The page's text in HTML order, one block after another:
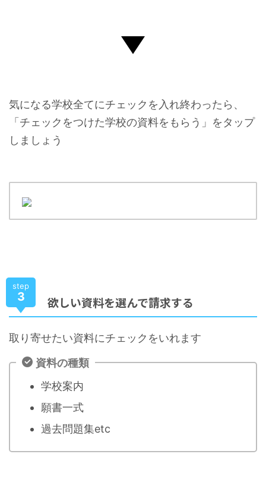
気になる学校全てにチェックを入れ終わったら、
「チェックをつけた学校の資料をもらう」をタップ
しましょう
step
3 欲しい資料を選んで請求する
取り寄せたい資料にチェックをいれます
資料の種類
学校案内
願書一式
過去問題集etc